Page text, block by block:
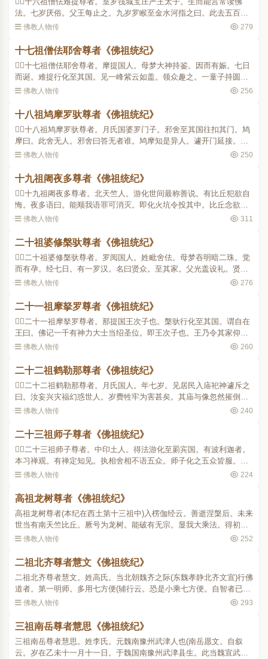
法。七岁厌俗。父王每止之。九岁罗睺至金水河指之曰。此去五百
里。有圣者名难提。佛记一千年后当绍圣位。即领众往见之。正值入
佛教人物传 279
十七祖僧佉耶舍尊者《佛祖统纪》
十七祖僧佉耶舍尊者。摩提国人。母梦大神持鉴。因而有娠。七日
而诞。难提行化至其国。见一峰紫云如盖。领众趣之。一童子持圆鉴
直造尊者前。尊者曰。汝手中当何所表。童曰。诸佛大圆镜。内外无
佛教人物传 256
十八祖鸠摩罗驮尊者《佛祖统纪》
十八祖鸠摩罗驮尊者。月氏国婆罗门子。邪舍至其国往扣其门。鸠
摩曰。此舍无人。邪舍曰答无者谁。鸠摩知是异人。遽开门延接。耶
舍谓之曰。佛记灭后千年。有大士出月氏国绍隆正化。遂即出家仰承
佛教人物传 250
十九祖阇夜多尊者《佛祖统纪》
十九祖阇夜多尊者。北天竺人。游化世间最称善说。有比丘犯欲自
悔。夜多语曰。能顺我语罪可消灭。即化火坑令投其中。比丘念欲灭
罪举身投之。火成清流。夜多曰。汝至诚悔过罪今已灭。即为说法成
佛教人物传 311
二十祖婆修槃驮尊者《佛祖统纪》
二十祖婆修槃驮尊者。罗阅国人。姓毗舍佉。母梦吞明暗二珠。觉
而有孕。经七日。有一罗汉。名曰贤众。至其家。父光盖设礼。贤众
受之。母一出拜。贤众避席曰。回礼法身大士。谓光盖曰。汝妇怀圣
佛教人物传 276
二十一祖摩拏罗尊者《佛祖统纪》
二十一祖摩拏罗尊者。那提国王次子也。槃驮行化至其国。谓自在
王曰。佛记一千有神力大士当绍圣位。即王次子也。王乃令其家仰受
付嘱。于南天竺兴大饶益。有三藏夜奢功德齐等。夜奢语曰。恒河以
佛教人物传 260
二十二祖鹤勒那尊者《佛祖统纪》
二十二祖鹤勒那尊者。月氏国人。年七岁。见居民入庙祀神遽斥之
曰。汝妄兴灾福幻惑世人。岁费牲牢为害甚矣。其庙与像忽然摧倒。
年三十八。始遇摩拏罗谓之曰。汝昔有弟子五百。以福德薄生于羽
佛教人物传 240
二十三祖师子尊者《佛祖统纪》
二十三祖师子尊者。中印土人。得法游化至罽宾国。有波利迦者。
本习禅观。有禅定知见。执相舍相不语五众。师子化之五众皆服。声
闻迩遐。外道摩目多部落遮二人。素学幻术。乃盗为僧形。潜入王宫
佛教人物传 224
高祖龙树尊者《佛祖统纪》
高祖龙树尊者(本纪在西土第十三祖中)入楞伽经云。善逝涅槃后。未来
世当有南天竺比丘。厥号为龙树。能破有无宗。显我大乘法。得初欢
喜地。往生安养国赞曰。章安有言。智者观心论云。归命龙树师。
佛教人物传 252
二祖北齐尊者慧文《佛祖统纪》
二祖北齐尊者慧文。姓高氏。当北朝魏齐之际(东魏孝静北齐文宣)行佛
道者。第一明师。多用七方便(辅行云。恐是小乘七方便。自智者已前
未曾有人立于圆家七方便)第二最师。融心性相诸法无碍。第三嵩师。
佛教人物传 293
三祖南岳尊者慧思《佛祖统纪》
三祖南岳尊者慧思。姓李氏。元魏南豫州武津人也(南岳愿文。自叙
云。岁在乙未十一月十一日。于魏国南豫州武津县生。此当魏宣武延